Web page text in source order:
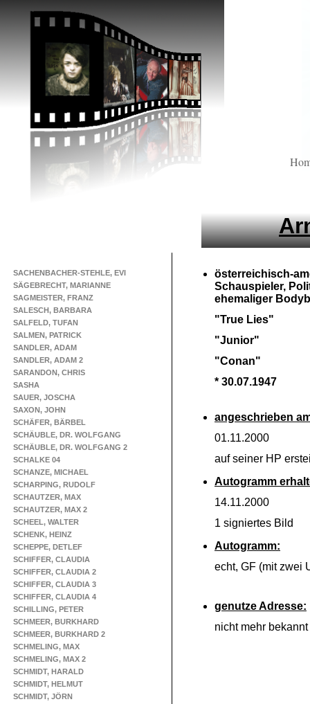
SACHENBACHER-STEHLE, EVI
SÄGEBRECHT, MARIANNE
SAGMEISTER, FRANZ
SALESCH, BARBARA
SALFELD, TUFAN
SALMEN, PATRICK
SANDLER, ADAM
SANDLER, ADAM 2
SARANDON, CHRIS
SASHA
SAUER, JOSCHA
SAXON, JOHN
SCHÄFER, BÄRBEL
SCHÄUBLE, DR. WOLFGANG
SCHÄUBLE, DR. WOLFGANG 2
SCHALKE 04
SCHANZE, MICHAEL
SCHARPING, RUDOLF
SCHAUTZER, MAX
SCHAUTZER, MAX 2
SCHEEL, WALTER
SCHENK, HEINZ
SCHEPPE, DETLEF
SCHIFFER, CLAUDIA
SCHIFFER, CLAUDIA 2
SCHIFFER, CLAUDIA 3
SCHIFFER, CLAUDIA 4
SCHILLING, PETER
SCHMEER, BURKHARD
SCHMEER, BURKHARD 2
SCHMELING, MAX
SCHMELING, MAX 2
SCHMIDT, HARALD
SCHMIDT, HELMUT
SCHMIDT, JÖRN
österreichisch-
Schauspieler,
ehemaliger
"True Lies"
"Junior"
"Conan"
* 30.07.1947
angeschrieben
01.11.2000
auf seiner HP
Autogramm
14.11.2000
1 signiertes Bild
Autogramm:
echt, GF (mit zwei
genutze Adresse:
nicht mehr bekannt